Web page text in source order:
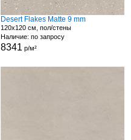
Desert Flakes Matte 9 mm
120x120 см, пол/стены
Наличие: по запросу
8341 р/м²